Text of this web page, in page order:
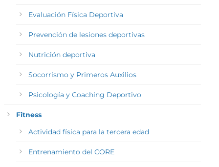
Evaluación Física Deportiva
Prevención de lesiones deportivas
Nutrición deportiva
Socorrismo y Primeros Auxilios
Psicología y Coaching Deportivo
Fitness
Actividad física para la tercera edad
Entrenamiento del CORE